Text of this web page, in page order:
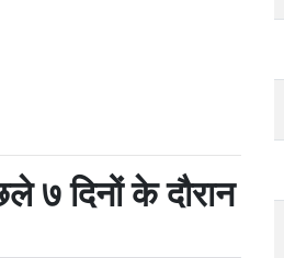
७ दिनों के दौरान